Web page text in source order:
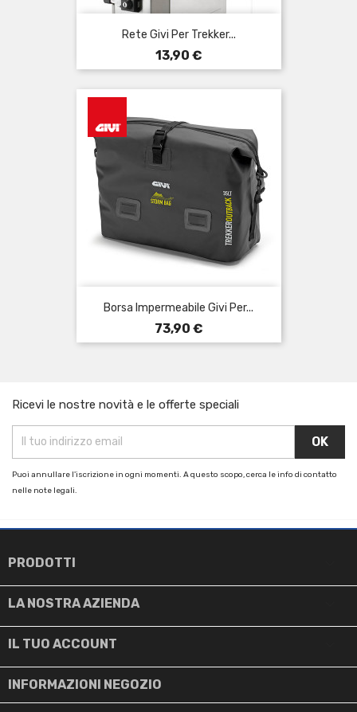
Rete Givi Per Trekker...
Prezzo
13,90 €
Borsa Impermeabile Givi Per...
Prezzo
73,90 €
Ricevi le nostre novità e le offerte speciali
Puoi annullare l'iscrizione in ogni momenti. A questo scopo, cerca le info di contatto
nelle note legali.
PRODOTTI
LA NOSTRA AZIENDA
IL TUO ACCOUNT
INFORMAZIONI NEGOZIO